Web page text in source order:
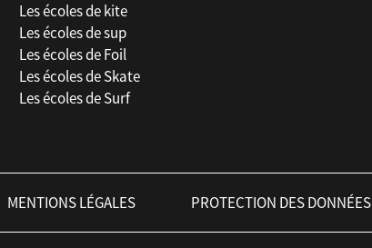
Les écoles de kite
Les écoles de sup
Les écoles de Foil
Les écoles de Skate
Les écoles de Surf
MENTIONS LÉGALES PROTECTION DES DONNÉES